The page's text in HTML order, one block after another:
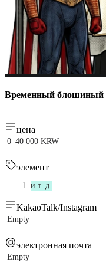
Временный блошиный
цена
0–40 000 KRW
элемент
и т. д.
KakaoTalk/Instagram
Empty
электронная почта
Empty